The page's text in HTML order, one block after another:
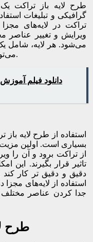
طرح لایه باز
گرافیکی و تبلیغات
تراکت در لایه‌های
ویرایش و تغییر عناصر
می‌شود. هر لایه،
می‌توان آن را به صورت جداگانه ویرایش کرد.
دانلود فیلم آموزش
استفاده از طرح لایه
بسیاری است. اولین
از تراکت برود و آن را
تاثیر قرار بگیرند. این
دقیق و دقیق تر کار کند
استفاده از لایه‌های
جدا کردن عناصر مختلف
طرح